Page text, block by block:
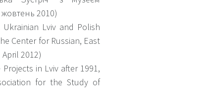
2010)
Ukrainian Lviv and Polish
Center for Russian, East
2012)
in Lviv after 1991,
for the Study of